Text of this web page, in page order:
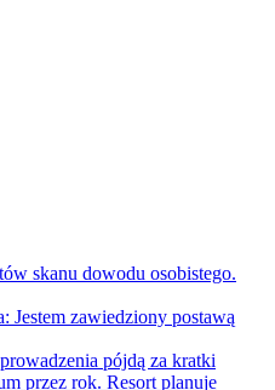
skanu dowodu osobistego.
Jestem zawiedziony postawą
pójdą za kratki
przez rok. Resort planuje